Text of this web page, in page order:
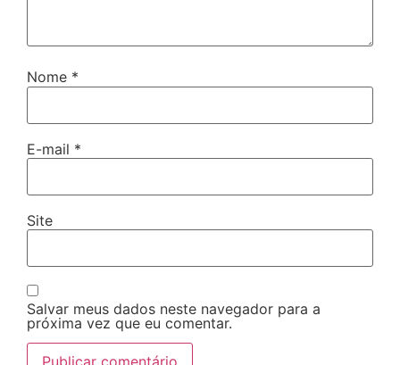
Nome *
E-mail *
Site
Salvar meus dados neste navegador para a
próxima vez que eu comentar.